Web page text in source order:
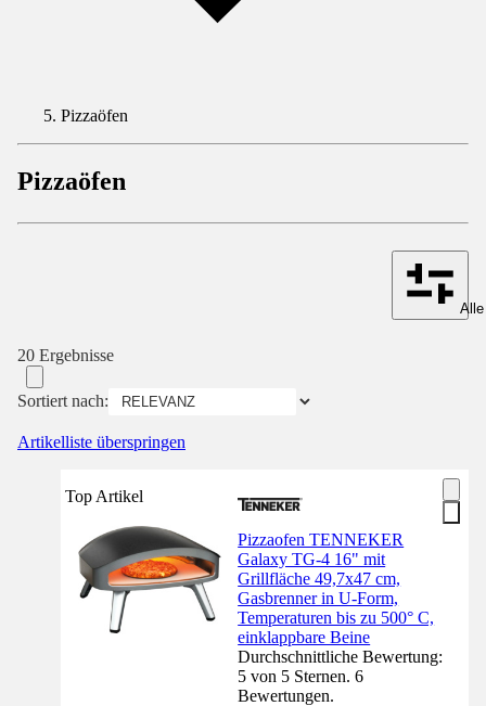
Pizzaöfen
Pizzaöfen
20 Ergebnisse
Sortiert nach:
Artikelliste überspringen
Top Artikel
Pizzaofen TENNEKER
Galaxy TG-4 16" mit
Grillfläche 49,7x47 cm,
Gasbrenner in U-Form,
Temperaturen bis zu 500° C,
einklappbare Beine
Durchschnittliche Bewertung:
5 von 5 Sternen. 6
Bewertungen.